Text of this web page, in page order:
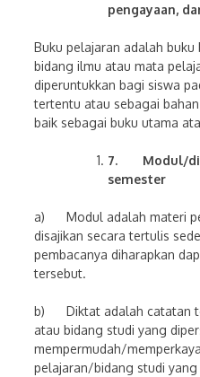
pengayaan,
Buku pelajaran adalah
bidang ilmu atau mata
diperuntukkan bagi siswa
tertentu atau sebagai
baik sebagai buku utama
7. Modul/
semester
a) Modul adalah materi
disajikan secara tertulis
pembacanya diharapkan
tersebut.
b) Diktat adalah catatan
atau bidang studi yang
mempermudah/
pelajaran/bidang studi